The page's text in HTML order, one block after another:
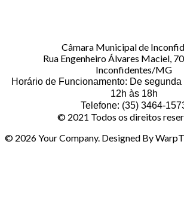
Câmara Municipal de
Rua Engenheiro Álvares Maciel,
Inconfidentes/MG
Horário de Funcionamento: De
12h às 18h
Telefone: (35) 3464-
© 2021 Todos os direitos
© 2026 Your Company. Designed By